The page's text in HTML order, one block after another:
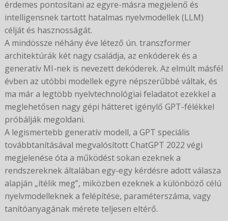
érdemes pontosítani az egyre-másra megjelenő és
intelligensnek tartott hatalmas nyelvmodellek (LLM)
célját és hasznosságát.
A mindössze néhány éve létező ún. transzformer
architektúrák két nagy családja, az enkóderek és a
generatív MI-nek is nevezett dekóderek. Az elmúlt másfél
évben az utóbbi modellek egyre népszerűbbé váltak, és
ma már a legtöbb nyelvtechnológiai feladatot ezekkel a
meglehetősen nagy gépi hátteret igénylő GPT-félékkel
próbálják megoldani.
A legismertebb generatív modell, a GPT speciális
továbbtanításával megvalósított ChatGPT 2022 végi
megjelenése óta a működést sokan ezeknek a
rendszereknek általában egy-egy kérdésre adott válasza
alapján „ítélik meg”, miközben ezeknek a különböző célú
nyelvmodelleknek a felépítése, paraméterszáma, vagy
tanítóanyagának mérete teljesen eltérő.